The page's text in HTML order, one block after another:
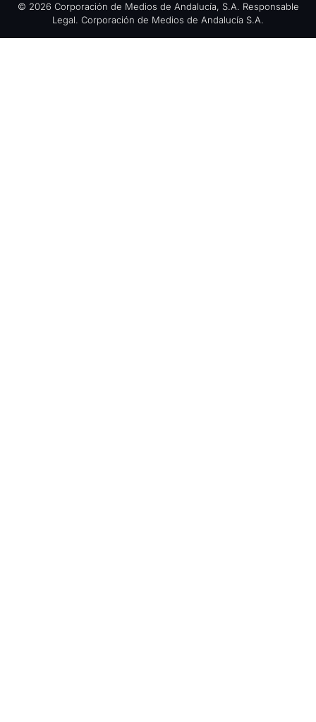
© 2026 Corporación de Medios de Andalucía, S.A. Responsable
Legal. Corporación de Medios de Andalucía S.A.